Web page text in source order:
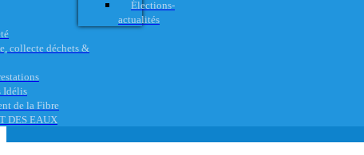
Élections-
actualités
collecte déchets &
Idélis
de la Fibre
DES EAUX